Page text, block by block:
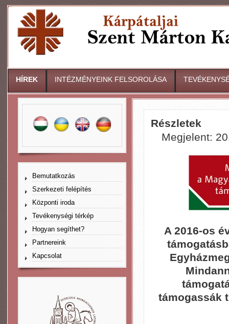
HÍREK INTÉZMÉNYEINK FELSOROLÁSA
Bemutatkozás
Szerkezeti felépítés
Központi iroda
Tevékenységi térkép
Hogyan segíthet?
Partnereink
Kapcsolat
Részletek
Megjelent:
A 2016-os
támogassák